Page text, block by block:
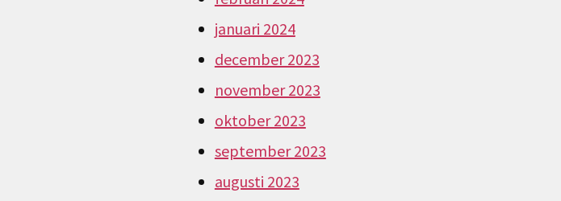
januari 2024
december 2023
november 2023
oktober 2023
september 2023
augusti 2023